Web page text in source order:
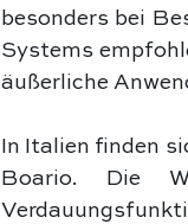
besonders bei
Systems
äußerliche
In Italien finden
Boario. Die